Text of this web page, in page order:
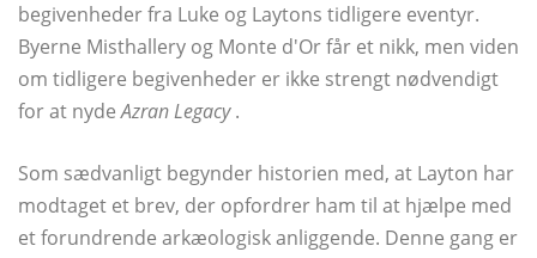
begivenheder fra Luke og Laytons tidligere eventyr.
Byerne Misthallery og Monte d'Or får et nikk, men viden
om tidligere begivenheder er ikke strengt nødvendigt
for at nydeAzran Legacy.
Som sædvanligt begynder historien med, at Layton har
modtaget et brev, der opfordrer ham til at hjælpe med
et forundrende arkæologisk anliggende. Denne gang er